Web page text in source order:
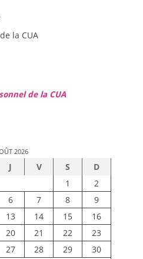
la CUA
de la CUA
2026
J V S
D
1
2
6 7 8
9
13 14 15
16
20 21 22
23
27 28 29 30